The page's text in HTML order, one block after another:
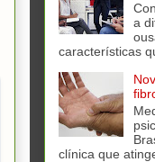
a
características
clínica que